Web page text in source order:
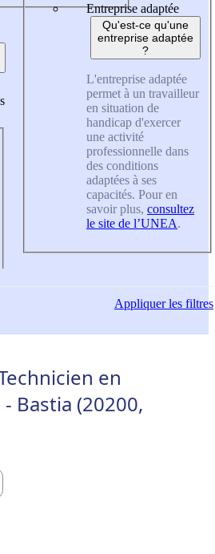
Entreprise adaptée
Qu'est-ce qu'une
entreprise adaptée
?
L'entreprise adaptée
permet à un travailleur
en situation de
handicap d'exercer
une activité
professionnelle dans
des conditions
adaptées à ses
capacités. Pour en
savoir plus, consultez
le site de l’UNEA.
Appliquerles filtres
en
Bastia (20200,